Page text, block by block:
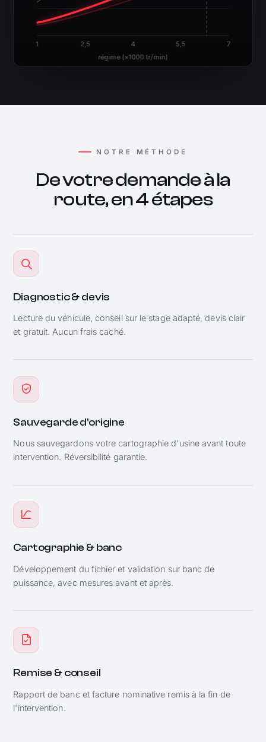
NOTRE MÉTHODE
De votre demande à la
route, en 4 étapes
Diagnostic & devis
Lecture du véhicule, conseil sur le stage adapté, devis clair
et gratuit. Aucun frais caché.
Sauvegarde d'origine
Nous sauvegardons votre cartographie d'usine avant toute
intervention. Réversibilité garantie.
Cartographie & banc
Développement du fichier et validation sur banc de
puissance, avec mesures avant et après.
Remise & conseil
Rapport de banc et facture nominative remis à la fin de
l'intervention.